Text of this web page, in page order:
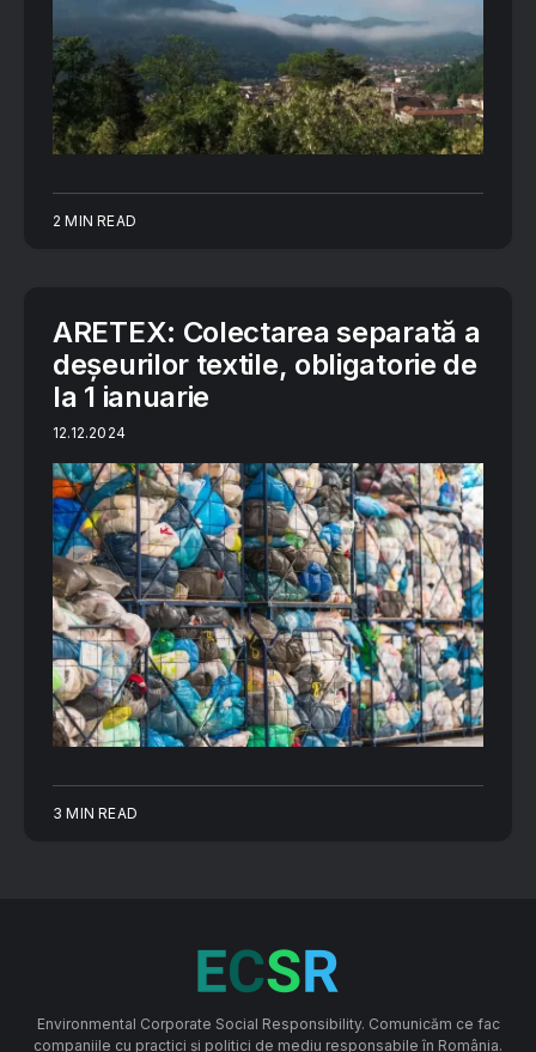
2 MIN READ
ARETEX: Colectarea separată a
deșeurilor textile, obligatorie de
la 1 ianuarie
12.12.2024
3 MIN READ
Environmental Corporate Social Responsibility. Comunicăm ce fac
companiile cu practici și politici de mediu responsabile în România.